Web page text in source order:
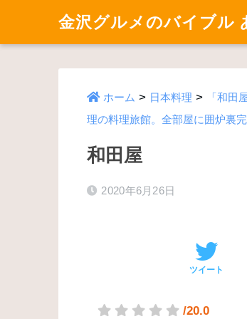
金沢グルメのバイブル
ホーム > 日本料理 >
「和田
理の料理旅館。全部屋に囲炉裏
和田屋
2020年6月26日
ツイート
/20.0